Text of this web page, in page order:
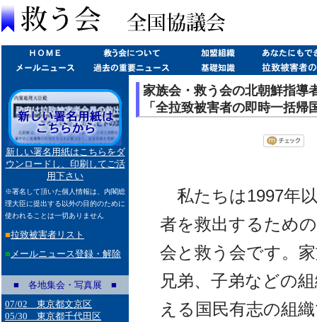
新しい署名用紙はこちらをダ
ウンロードし、印刷してご活
用下さい
※署名して頂いた個人情報は、内閣総
理大臣に提出する以外の目的のために
使われることは一切ありません
■拉致被害者リスト
■ メールニュース登録・解除
■ 各地集会・写真展 ■
07/02 東京都文京区
05/30 東京都千代田区
家族会・救う会の北朝鮮指導
「全拉致被害者の即時一括
私たちは1997年
者を救出するため
会と救う会です。
兄弟、子弟などの
える国民有志の組